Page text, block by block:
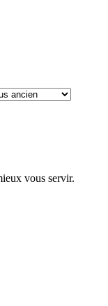
vous servir.